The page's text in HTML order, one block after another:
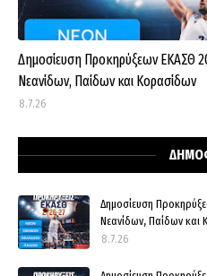
Δημοσίευση Προκηρύξεων ΕΚΑΣΘ
Νεανίδων, Παίδων και Κορασίδων
8.7.26
Δημοσίευση
Νεανίδων, Παίδων και
8.7.26